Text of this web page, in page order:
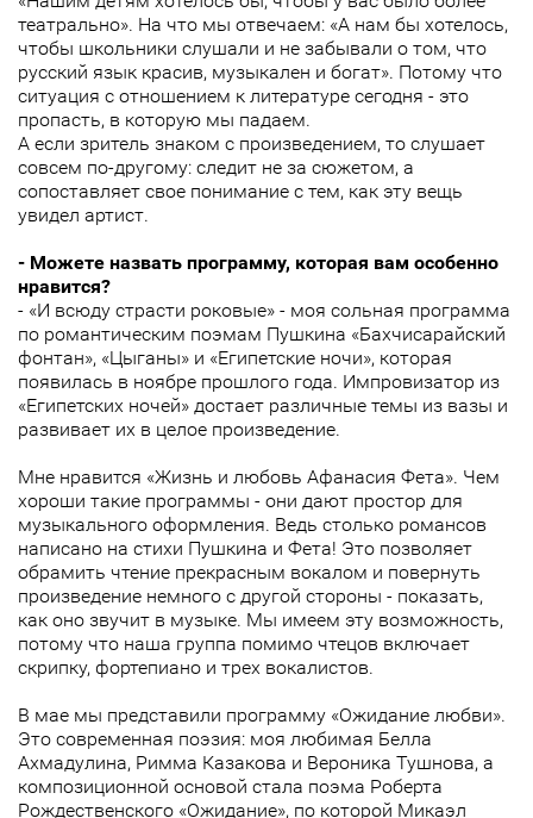
театрально». На что мы отвечаем: «А нам бы хотелось,
чтобы школьники слушали и не забывали о том, что
русский язык красив, музыкален и богат». Потому что
ситуация с отношением к литературе сегодня - это
пропасть, в которую мы падаем.
А если зритель знаком с произведением, то слушает
совсем по-другому: следит не за сюжетом, а
сопоставляет свое понимание с тем, как эту вещь
увидел артист.
- Можете назвать программу, которая вам особенно
нравится?
- «И всюду страсти роковые» - моя сольная программа
по романтическим поэмам Пушкина «Бахчисарайский
фонтан», «Цыганы» и «Египетские ночи», которая
появилась в ноябре прошлого года. Импровизатор из
«Египетских ночей» достает различные темы из вазы и
развивает их в целое произведение.
Мне нравится «Жизнь и любовь Афанасия Фета». Чем
хороши такие программы - они дают простор для
музыкального оформления. Ведь столько романсов
написано на стихи Пушкина и Фета! Это позволяет
обрамить чтение прекрасным вокалом и повернуть
произведение немного с другой стороны - показать,
как оно звучит в музыке. Мы имеем эту возможность,
потому что наша группа помимо чтецов включает
скрипку, фортепиано и трех вокалистов.
В мае мы представили программу «Ожидание любви».
Это современная поэзия: моя любимая Белла
Ахмадулина, Римма Казакова и Вероника Тушнова, а
композиционной основой стала поэма Роберта
Рождественского «Ожидание», по которой Микаэл